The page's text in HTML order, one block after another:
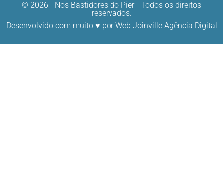
© 2026 - Nos Bastidores do Pier - Todos os direitos
reservados.
Desenvolvido com muito ♥ porWeb Joinville Agência Digital